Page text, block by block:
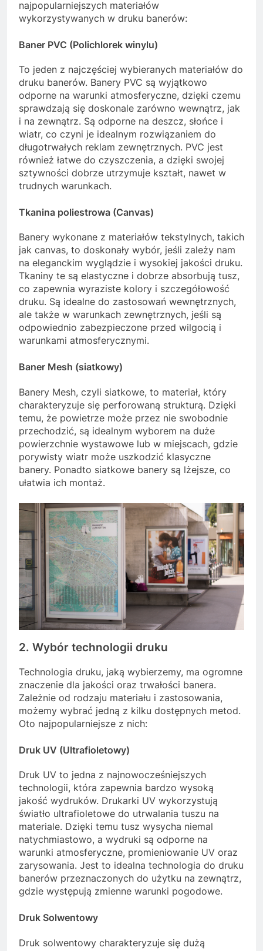
najpopularniejszych materiałów
wykorzystywanych w druku banerów:
Baner PVC (Polichlorek winylu)
To jeden z najczęściej wybieranych materiałów do
druku banerów. Banery PVC są wyjątkowo
odporne na warunki atmosferyczne, dzięki czemu
sprawdzają się doskonale zarówno wewnątrz, jak
i na zewnątrz. Są odporne na deszcz, słońce i
wiatr, co czyni je idealnym rozwiązaniem do
długotrwałych reklam zewnętrznych. PVC jest
również łatwe do czyszczenia, a dzięki swojej
sztywności dobrze utrzymuje kształt, nawet w
trudnych warunkach.
Tkanina poliestrowa (Canvas)
Banery wykonane z materiałów tekstylnych, takich
jak canvas, to doskonały wybór, jeśli zależy nam
na eleganckim wyglądzie i wysokiej jakości druku.
Tkaniny te są elastyczne i dobrze absorbują tusz,
co zapewnia wyraziste kolory i szczegółowość
druku. Są idealne do zastosowań wewnętrznych,
ale także w warunkach zewnętrznych, jeśli są
odpowiednio zabezpieczone przed wilgocią i
warunkami atmosferycznymi.
Baner Mesh (siatkowy)
Banery Mesh, czyli siatkowe, to materiał, który
charakteryzuje się perforowaną strukturą. Dzięki
temu, że powietrze może przez nie swobodnie
przechodzić, są idealnym wyborem na duże
powierzchnie wystawowe lub w miejscach, gdzie
porywisty wiatr może uszkodzić klasyczne
banery. Ponadto siatkowe banery są lżejsze, co
ułatwia ich montaż.
2. Wybór technologii druku
Technologia druku, jaką wybierzemy, ma ogromne
znaczenie dla jakości oraz trwałości banera.
Zależnie od rodzaju materiału i zastosowania,
możemy wybrać jedną z kilku dostępnych metod.
Oto najpopularniejsze z nich:
Druk UV (Ultrafioletowy)
Druk UV to jedna z najnowocześniejszych
technologii, która zapewnia bardzo wysoką
jakość wydruków. Drukarki UV wykorzystują
światło ultrafioletowe do utrwalania tuszu na
materiale. Dzięki temu tusz wysycha niemal
natychmiastowo, a wydruki są odporne na
warunki atmosferyczne, promieniowanie UV oraz
zarysowania. Jest to idealna technologia do druku
banerów przeznaczonych do użytku na zewnątrz,
gdzie występują zmienne warunki pogodowe.
Druk Solwentowy
Druk solwentowy charakteryzuje się dużą